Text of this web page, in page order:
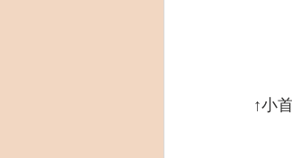
↑小